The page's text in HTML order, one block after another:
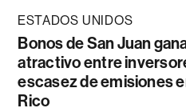
ESTADOS UNIDOS
Bonos de San Juan
atractivo entre
escasez de emisiones
Rico